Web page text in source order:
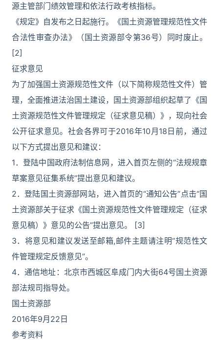
源主管部门绩效管理和依法行政考核指标。
《规定》自发布之日起施行。《国土资源管理规范性文件
合法性审查办法》（国土资源部令第36号）同时废止。
[2]
征求意见
为了加强国土资源规范性文件（以下简称规范性文件）管
理，全面推进法治国土建设，国土资源部组织起草了《国
土资源规范性文件管理规定（征求意见稿）》，现向社会
公开征求意见。社会各界可于2016年10月18日前，通过
以下方式提出意见和建议：
1．登陆中国政府法制信息网，进入首页左侧的“法规规章
草案意见征集系统”提出意见和建议。
2．登陆国土资源部网站，进入首页的“通知公告”点击“国
土资源部关于征求《国土资源规范性文件管理规定（征求
意见稿）》意见的公告”提出意见。 [3]
3．将意见和建议发送至邮箱,邮件主题请注明“规范性文
件管理规定反馈意见”。
4．通信地址：北京市西城区阜成门内大街64号国土资源
部法规司指导处。
国土资源部
2016年9月22日
参考资料